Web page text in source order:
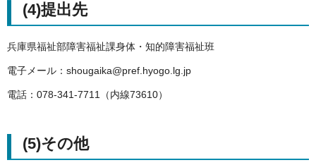
(4)提出先
兵庫県福祉部障害福祉課身体・知的障害福祉班
電子メール：shougaika@pref.hyogo.lg.jp
電話：078-341-7711（内線73610）
(5)その他